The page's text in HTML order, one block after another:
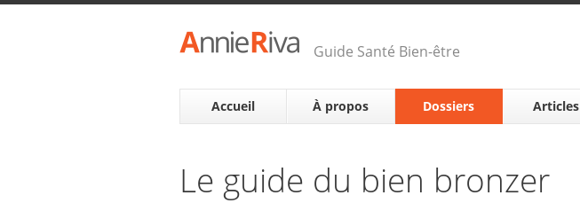
Guide Santé Bien-être
Accueil À propos Dossiers Articles
Le guide du bien bronzer